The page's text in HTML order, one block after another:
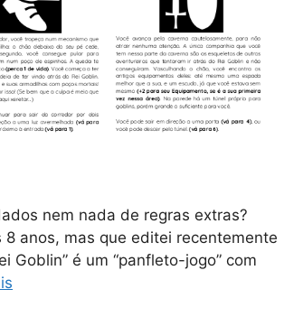
nem nada de regras extras?
anos, mas que editei recentemente
Goblin” é um “panfleto-jogo” com